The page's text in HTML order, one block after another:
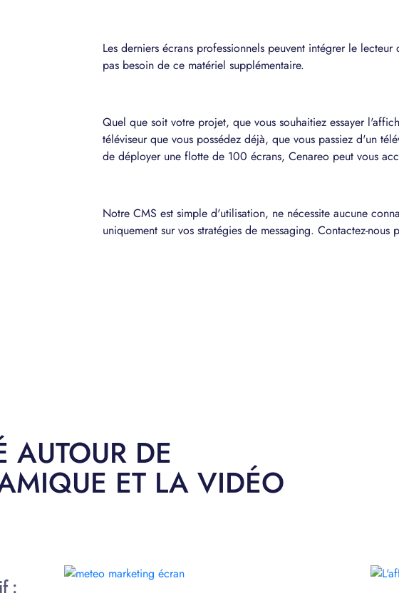
Les derniers écrans professionnels peuvent intégrer le
pas besoin de ce matériel supplémentaire.
Quel que soit votre projet, que vous souhaitiez essayer
téléviseur que vous possédez déjà, que vous passiez d'un
de déployer une flotte de 100 écrans, Cenareo peut vous
Notre CMS est simple d'utilisation, ne nécessite aucune
uniquement sur vos stratégies de messaging. Contactez-
AUTOUR DE
ET LA VIDÉO
: